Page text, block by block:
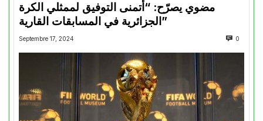
مضوي يصرّح: “أتمنى التوفيق لممثلي الكرة
الجزائرية في المسابقات القارية”
Septembre 17, 2024 0